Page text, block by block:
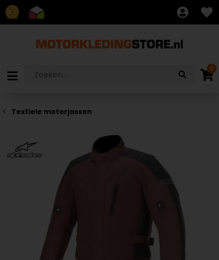
8.7
0
Textiele motorjassen